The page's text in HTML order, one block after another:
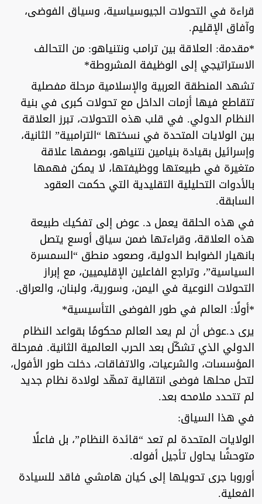
قراءة في التحولات الجيوسياسية، وسياق الفوضى،
وآفاق الإقليم.
*مقدمة: العلاقة بين ترامب ونتنياهو: من التحالف
الاستراتيجي إلى الوظيفة المشروطة*
تشهد المنطقة العربية والإسلامية مرحلة مفصلية
تتقاطع فيها أزمات الداخل مع تحولات كبرى في بنية
النظام الدولي. في قلب هذه التحولات، تبرز العلاقة
بين الولايات المتحدة في نسختها “الترامبية” الثانية،
وإسرائيل بقيادة بنيامين نتنياهو، بوصفها علاقة
متغيرة في طبيعتها ووظيفتها، لا يمكن فهمها
بالأدوات التحليلية التقليدية التي حكمت العقود
السابقة.
في هذه الحلقة يعمل د. عوض إلى تفكيك طبيعة
هذه العلاقة، وقراءتها ضمن سياق أوسع يتصل
بانهيار الضوابط الدولية، وصعود منطق “السمسرة
السياسية”، وتراجع الفاعلين الإقليميين، مع إبراز
التحولات النوعية في اليمن، وسورية، ولبنان، والعراق.
*أولًا: العالم في طور الفوضى التأسيسية*
يرى د.عوض أن لم يعد العالم محكومًا بقواعد النظام
الدولي الذي تشكّل بعد الحرب العالمية الثانية. فمرحلة
المؤسسات، والشرعيات، والاتفاقات، دخلت طور الأفول،
لتحل محلها فوضى انتقالية تمهّد لولادة نظام جديد
لم تتحدد ملامحه بعد.
في هذا السياق:
الولايات المتحدة لم تعد “قائدة النظام”، بل فاعلًا
متوحشًا يحاول تأجيل أفوله.
أوروبا جرى تحويلها إلى كيان هامشي فاقد للسيادة
الفعلية.